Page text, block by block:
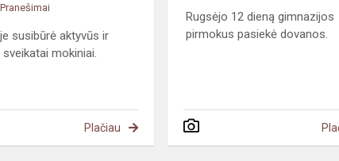
Pranešimai
susibūrė aktyvūs ir
sveikatai mokiniai.
Plačiau
Rugsėjo 12 dieną gimnazijos
pirmokus pasiekė dovanos.